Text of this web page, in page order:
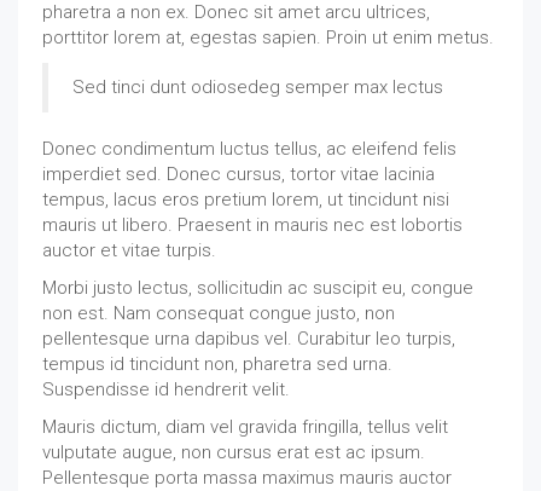
pharetra a non ex. Donec sit amet arcu ultrices,
porttitor lorem at, egestas sapien. Proin ut enim metus.
Sed tinci dunt odiosedeg semper max lectus
Donec condimentum luctus tellus, ac eleifend felis
imperdiet sed. Donec cursus, tortor vitae lacinia
tempus, lacus eros pretium lorem, ut tincidunt nisi
mauris ut libero. Praesent in mauris nec est lobortis
auctor et vitae turpis.
Morbi justo lectus, sollicitudin ac suscipit eu, congue
non est. Nam consequat congue justo, non
pellentesque urna dapibus vel. Curabitur leo turpis,
tempus id tincidunt non, pharetra sed urna.
Suspendisse id hendrerit velit.
Mauris dictum, diam vel gravida fringilla, tellus velit
vulputate augue, non cursus erat est ac ipsum.
Pellentesque porta massa maximus mauris auctor